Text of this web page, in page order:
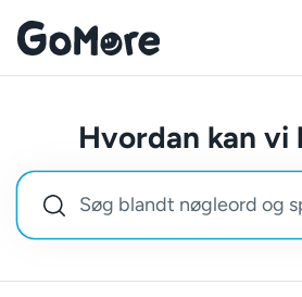
Hvordan kan